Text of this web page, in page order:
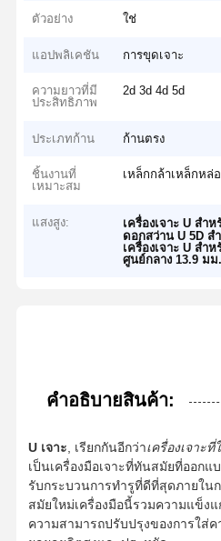
ตัวอย่าง ใช่
แอปพลิเคชัน การขุดเจาะ
ความยาวที่มี
ประสิทธิภาพ
2d 3d 4d 5d
ประเภทก้าน ก้านตรง
ชิ้นงานที่
เหมาะสม
เหล็กกล้าเหล็กหล่
แสงสูง: เครื่องเจาะ U สำห
ดอกสว่าน U 5D ส
เครื่องเจาะ U สำ
ศูนย์กลาง 13.9 มม.
คําอธิบายสินค้า:
U เจาะ , เรียกกันอีกว่าเครื่องเจาะที่
เป็นเครื่องมือเจาะที่ทันสมัยที่ออกแ
รับกระบวนการทํารูที่ดีที่สุดภายใน
สมัยใหม่เครื่องมือนี้รวมความแข็ง
ความสามารถปรับปรุงของการใส่